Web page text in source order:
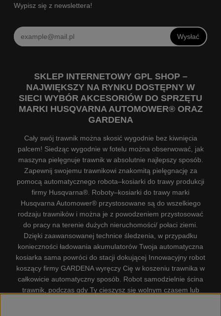
Wypisz się z newslettera!
Wysłać
SKLEP INTERNETOWY GPL SHOP –
NAJWIĘKSZY NA RYNKU DOSTĘPNY W
SIECI WYBÓR AKCESORIÓW DO SPRZĘTU
MARKI HUSQVARNA AUTOMOWER® ORAZ
GARDENA
Cały swój trawnik można skosić wygodnie bez kiwnięcia
palcem! Siedząc wygodnie w fotelu można obserwować, jak
maszyna pielęgnuje trawnik w absolutnie najlepszy sposób.
Zapewnij swojemu trawnikowi znakomitą pielęgnację za
pomocą automatycznego robota–kosiarki do trawy produkcji
firmy Husqvarna®. Roboty–kosiarki do trawy marki
Husqvarna Automower® przystosowane są do wszelkiego
rodzaju trawników i można je z powodzeniem przystosować
do pracy na terenie dużych nieruchomości/ połaci ziemi.
Dzięki zaawansowanej technice śledzenia, w przypadku
konieczności ładowania akumulatorów Twoja automatyczna
kosiarka sama powróci do stacji dokującej Innowacyjny robot
koszący firmy GARDENA wyręczy Cię w koszeniu trawnika w
całkowicie automatyczny sposób. Robot samodzielnie ścina
trawnik, podczas gdy Ty cieszysz się wolnym czasem lub